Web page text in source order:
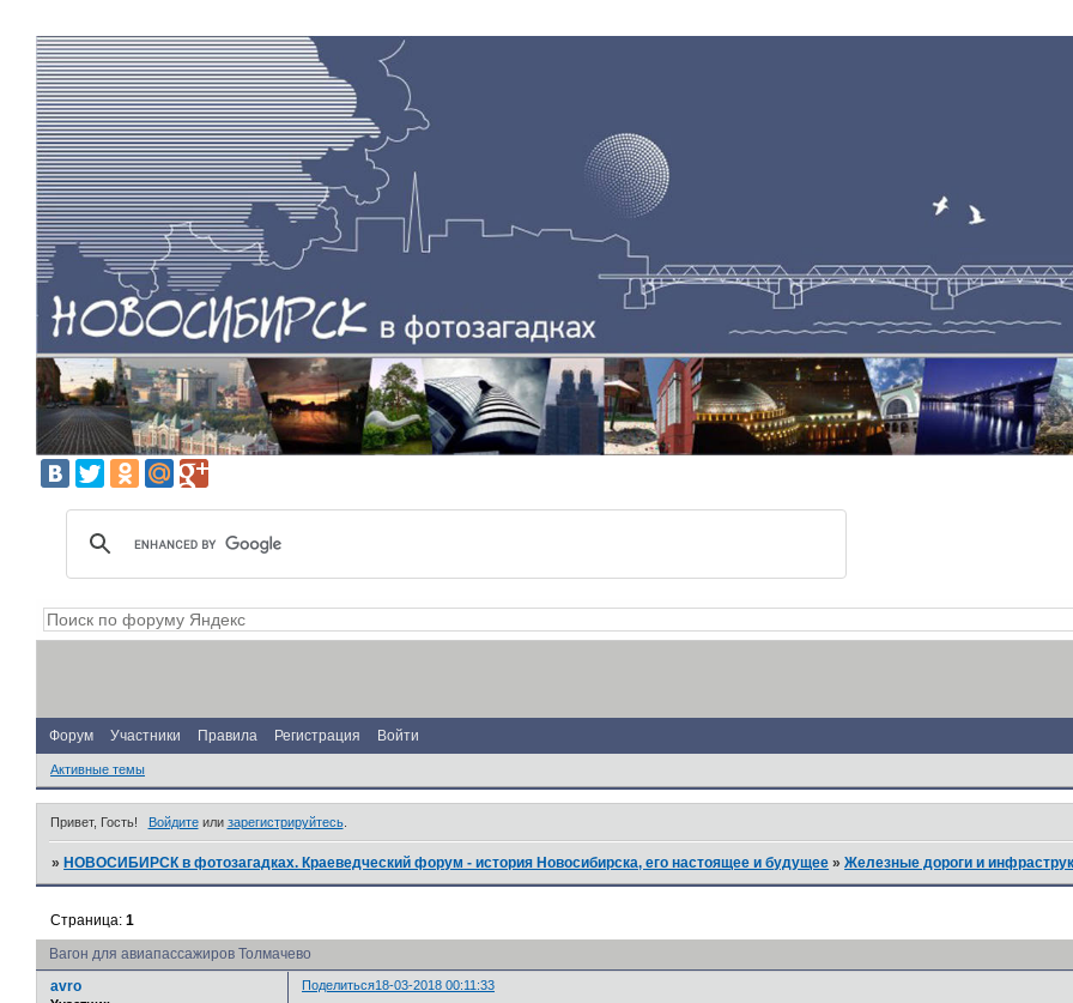
Форум Участники Правила Регистрация Войти
Активные темы
Привет, Гость! Войдитеили зарегистрируйтесь.
»НОВОСИБИРСК в фотозагадках. Краеведческий форум - история Новосибирска, его настоящее и будущее »Железные дороги и
Вагон для авиапассажиров Толмачево
Страница:1
Поделиться18-03-2018 00:11:33
avro